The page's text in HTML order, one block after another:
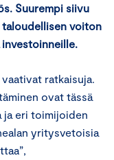
Suurempi siivu
taloudellisen voiton
investoinneille.
ratkaisuja.
ovat tässä
ja eri toimijoiden
yritysvetoisia